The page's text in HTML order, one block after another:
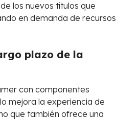
los nuevos títulos que
en demanda de recursos
plazo de la
con componentes
mejora la experiencia de
que también ofrece una